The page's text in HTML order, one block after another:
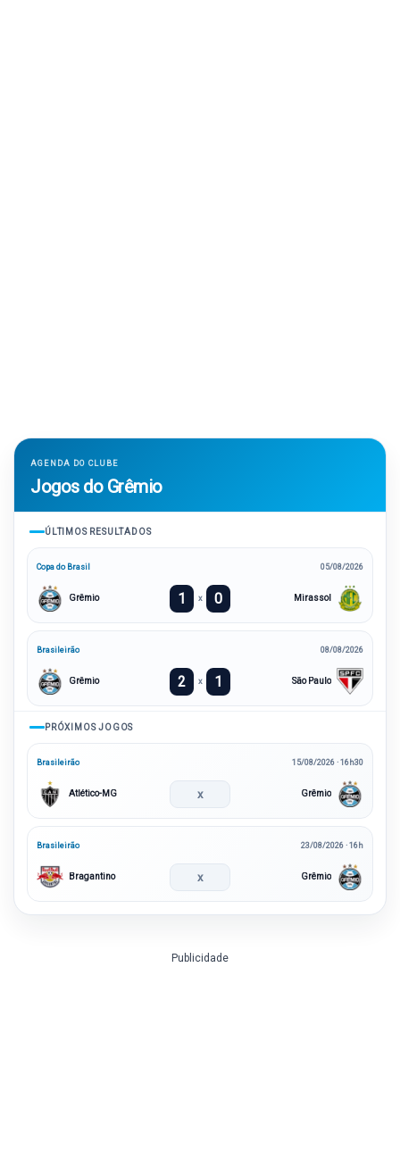
AGENDA DO CLUBE
Jogos do Grêmio
ÚLTIMOS RESULTADOS
Copa do Brasil 05/08/2026
Grêmio 1 x 0 Mirassol
Brasileirão 08/08/2026
Grêmio 2 x 1 São Paulo
PRÓXIMOS JOGOS
Brasileirão 15/08/2026 · 16h30
Atlético-MG x Grêmio
Brasileirão 23/08/2026 · 16h
Bragantino x Grêmio
Publicidade